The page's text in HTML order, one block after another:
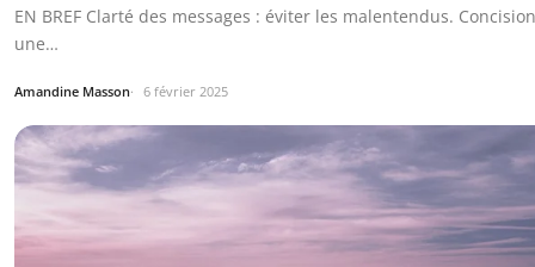
EN BREF Clarté des messages : éviter les malentendus.
une…
Amandine Masson 6 février 2025